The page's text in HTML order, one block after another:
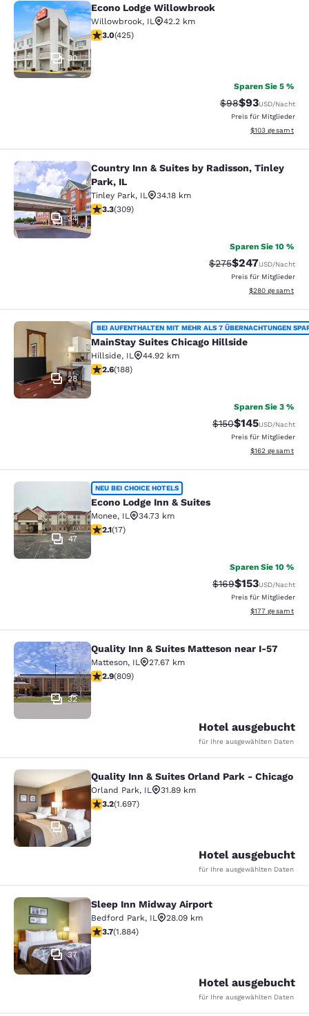
Econo Lodge Willowbrook
30
Econo Lodge Willowbrook
Willowbrook, IL
42.2 km
3-Sterne-Bewertung. Mittelmäßig. 425 Bewertungen
3.0(425)
Sparen Sie 5 %
$98Vergünstigter
$93USD/Nacht
Preis für Mitglieder
Geschätzte
$103 gesamt
Country Inn & Suites by Radisson,
34
Country Inn & Suites by Radisson, Tinley
Park, IL
Tinley Park, IL
34.18 km
3.33-Sterne-Bewertung. Gut. 309 Bewertungen
3.3(309)
Sparen Sie 10 %
Durchgestrichener
$275Vergünstigter
$247USD/Nacht
Preis für Mitglieder
Geschätzte
$280 gesamt
MainStay Suites Chicago Hillside
28
BEI AUFENTHALTEN MIT MEHR ALS 7 ÜBERNACHTUNGEN
MainStay Suites Chicago Hillside
Hillside, IL
44.92 km
2.63-Sterne-Bewertung. Mittelmäßig. 188 Bewertungen
2.6(188)
Sparen Sie 3 %
Durchgestrichener
$150Vergünstigter
$145USD/Nacht
Preis für Mitglieder
Geschätzte
$162 gesamt
Econo Lodge Inn & Suites
47
NEU BEI CHOICE HOTELS
Econo Lodge Inn & Suites
Monee, IL
34.73 km
2.12-Sterne-Bewertung. Mittelmäßig. 17 Bewertungen
2.1(17)
Sparen Sie 10 %
Durchgestrichener
$169Vergünstigter
$153USD/Nacht
Preis für Mitglieder
Geschätzte
$177 gesamt
Quality Inn & Suites Matteson near
32
Quality Inn & Suites Matteson near I-57
Matteson, IL
27.67 km
2.87-Sterne-Bewertung. Mittelmäßig. 809 Bewertungen
2.9(809)
Hotel ausgebucht
für Ihre ausgewählten Daten
Quality Inn & Suites Orland Park -
48
Quality Inn & Suites Orland Park - Chicago
Orland Park, IL
31.89 km
3.22-Sterne-Bewertung. Gut. 1697 Bewertungen
3.2(1.697)
Hotel ausgebucht
für Ihre ausgewählten Daten
Sleep Inn Midway Airport
37
Sleep Inn Midway Airport
Bedford Park, IL
28.09 km
3.71-Sterne-Bewertung. Gut. 1884 Bewertungen
3.7(1.884)
Hotel ausgebucht
für Ihre ausgewählten Daten